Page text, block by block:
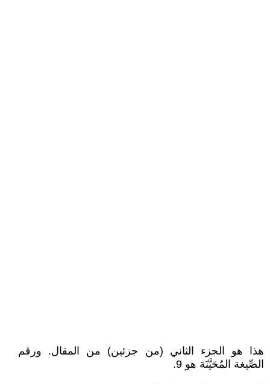
هذا هو الجزء الثاني (من جزئين) من المقال. ورقم
الصِّيغة المُحَيَّنَة هو 9.